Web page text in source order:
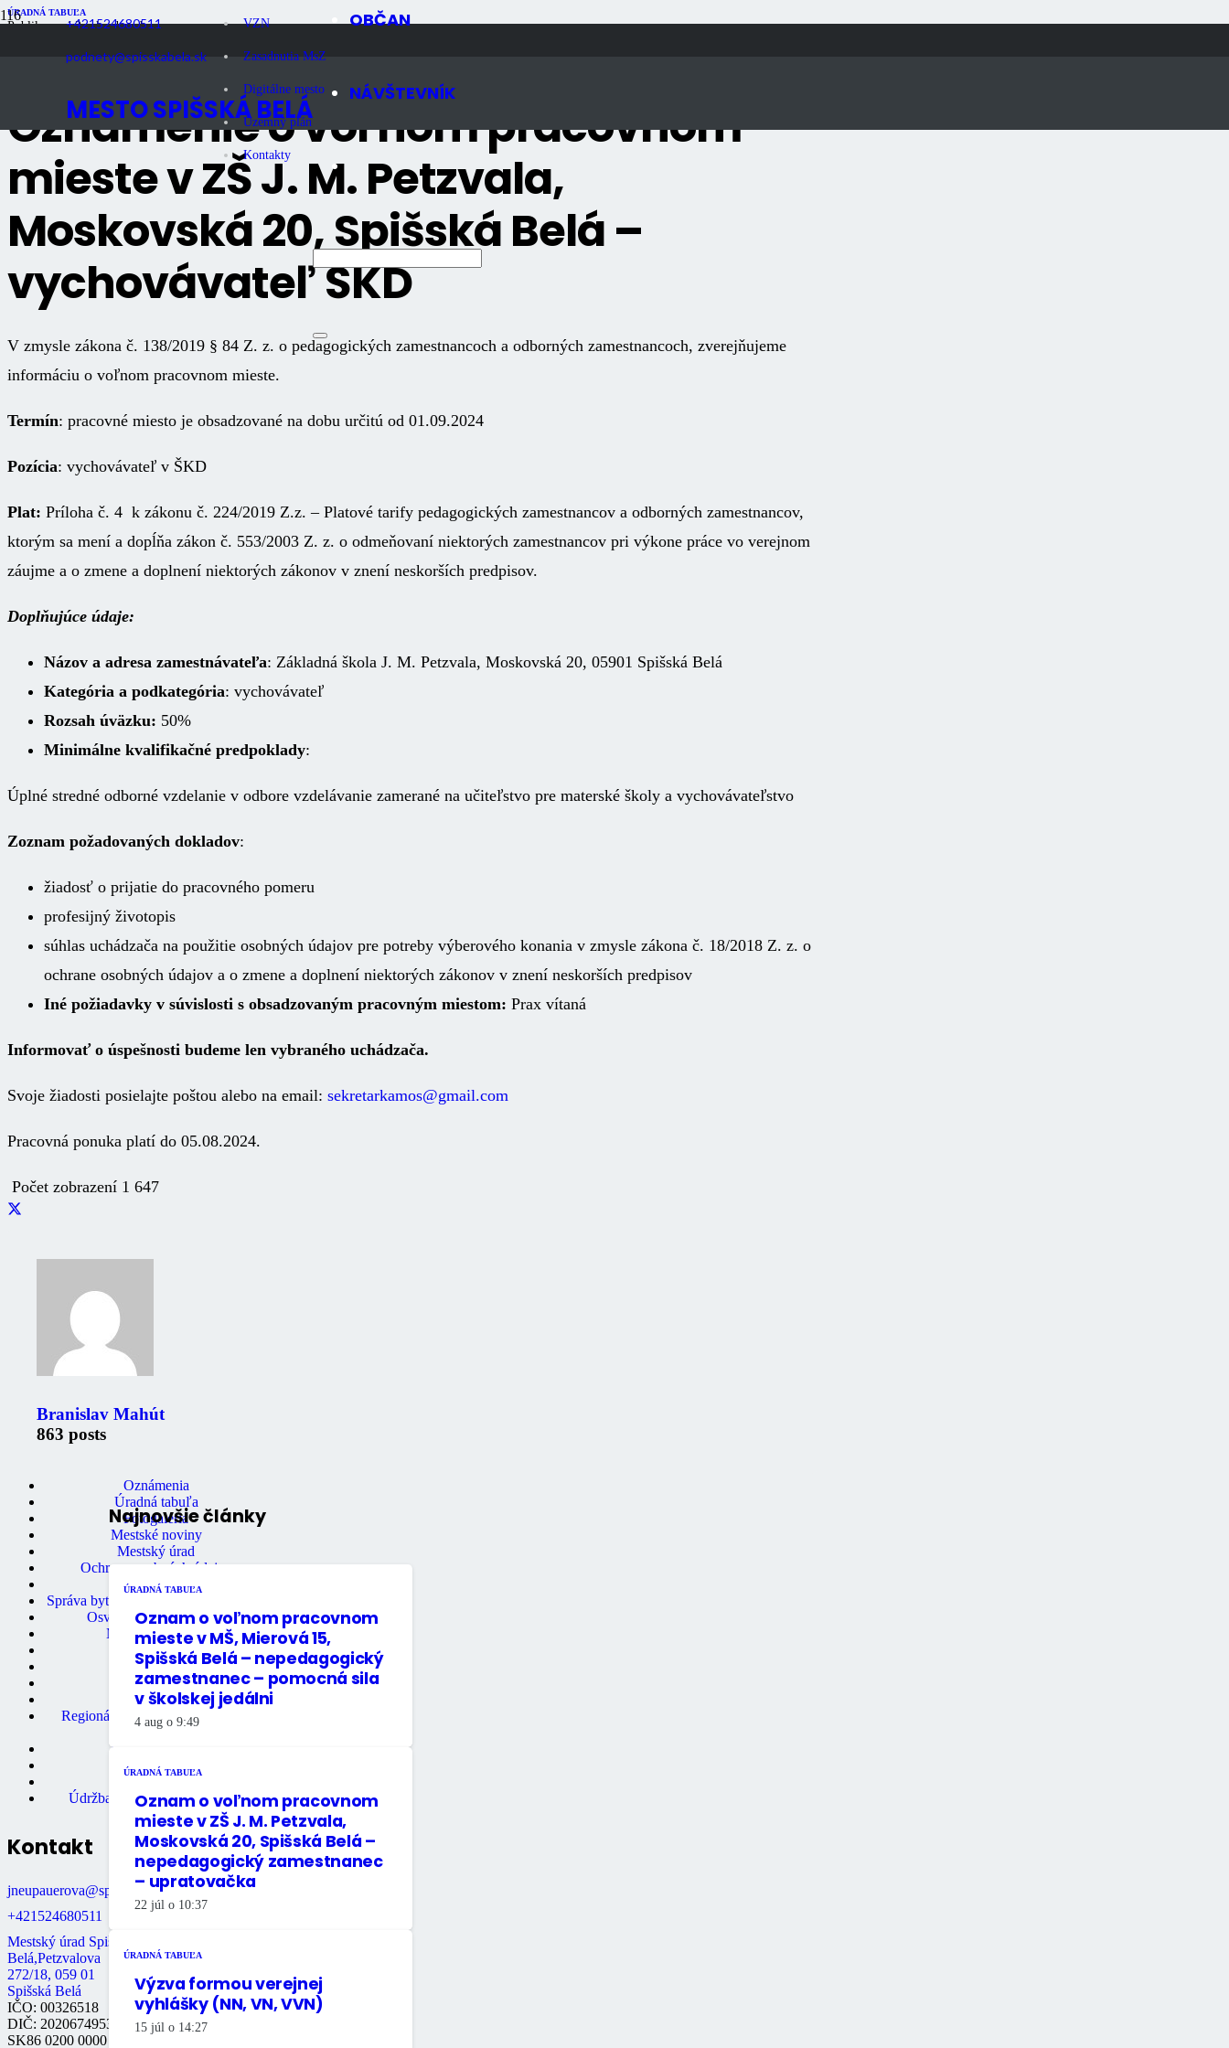
+421524680511
podnety@spisskabela.sk
VZN
Zasadnutia MsZ
Digitálne mesto
Územný plán
Kontakty
MESTO SPIŠSKÁ BELÁ
OBČAN
NÁVŠTEVNÍK
ÚRADNÁ TABUĽA
Publikované2 roky dozadu
Oznámenie o voľnom pracovnom
mieste v ZŠ J. M. Petzvala,
Moskovská 20, Spišská Belá –
vychovávateľ ŠKD
V zmysle zákona č. 138/2019 § 84 Z. z. o pedagogických zamestnancoch a odborných zamestnancoch, zverejňujeme
informáciu o voľnom pracovnom mieste.
Termín: pracovné miesto je obsadzované na dobu určitú od 01.09.2024
Pozícia: vychovávateľ v ŠKD
Plat: Príloha č. 4 k zákonu č. 224/2019 Z.z. – Platové tarify pedagogických zamestnancov a odborných zamestnancov,
ktorým sa mení a dopĺňa zákon č. 553/2003 Z. z. o odmeňovaní niektorých zamestnancov pri výkone práce vo verejnom
záujme a o zmene a doplnení niektorých zákonov v znení neskorších predpisov.
Doplňujúce údaje:
Názov a adresa zamestnávateľa: Základná škola J. M. Petzvala, Moskovská 20, 05901 Spišská Belá
Kategória a podkategória: vychovávateľ
Rozsah úväzku: 50%
Minimálne kvalifikačné predpoklady:
Úplné stredné odborné vzdelanie v odbore vzdelávanie zamerané na učiteľstvo pre materské školy a vychovávateľstvo
Zoznam požadovaných dokladov:
žiadosť o prijatie do pracovného pomeru
profesijný životopis
súhlas uchádzača na použitie osobných údajov pre potreby výberového konania v zmysle zákona č. 18/2018 Z. z. o
ochrane osobných údajov a o zmene a doplnení niektorých zákonov v znení neskorších predpisov
Iné požiadavky v súvislosti s obsadzovaným pracovným miestom: Prax vítaná
Informovať o úspešnosti budeme len vybraného uchádzača.
Svoje žiadosti posielajte poštou alebo na email: sekretarkamos@gmail.com
Pracovná ponuka platí do 05.08.2024.
Počet zobrazení 1 647
Branislav Mahút
863 posts
Najnovšie články
ÚRADNÁ TABUĽA
Oznam o voľnom pracovnom
mieste v MŠ, Mierová 15,
Spišská Belá – nepedagogický
zamestnanec – pomocná sila
v školskej jedálni
4 aug o 9:49
ÚRADNÁ TABUĽA
Oznam o voľnom pracovnom
mieste v ZŠ J. M. Petzvala,
Moskovská 20, Spišská Belá –
nepedagogický zamestnanec
– upratovačka
22 júl o 10:37
ÚRADNÁ TABUĽA
Výzva formou verejnej
vyhlášky (NN, VN, VVN)
15 júl o 14:27
Zaujimavé odkazy
Oznámenia
Úradná tabuľa
Fotogaléria
Mestské noviny
Mestský úrad
Ochrana osobných údajov
Stavebný úrad
Správa bytov a nebytových priestorov
Osvedčovanie podpisov
Mestská knižnica
Matričný úrad
Mestská polícia
Miestne dane
Primátor mesta
Regionálne turistické informačné
centrum
Rozpočet mesta
Školstvo
Údržba nebytových priestorov
Kontakt
jneupauerova@spisskabela.sk
+421524680511
Mestský úrad Spišská
Belá,Petzvalova
272/18, 059 01
Spišská Belá
IČO: 00326518
DIČ: 2020674953
SK86 0200 0000